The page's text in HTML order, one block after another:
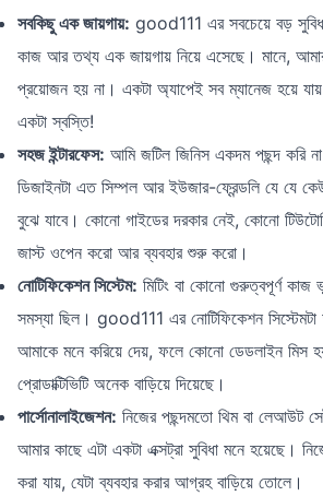
সবকিছু এক জায়গায়: good111 এর সবচেয়ে বড়
কাজ আর তথ্য এক জায়গায় নিয়ে এসেছে। মানে,
প্রয়োজন হয় না। একটা অ্যাপেই সব ম্যানেজ হয়ে
একটা স্বস্তি!
সহজ ইন্টারফেস: আমি জটিল জিনিস একদম পছন্দ
ডিজাইনটা এত সিম্পল আর ইউজার-ফ্রেন্ডলি যে যে
বুঝে যাবে। কোনো গাইডের দরকার নেই, কোনো
জাস্ট ওপেন করো আর ব্যবহার শুরু করো।
নোটিফিকেশন সিস্টেম: মিটিং বা কোনো গুরুত্বপূর্ণ
সমস্যা ছিল। good111 এর নোটিফিকেশন সিস্টেমটা
আমাকে মনে করিয়ে দেয়, ফলে কোনো ডেডলাইন মিস
প্রোডাক্টিভিটি অনেক বাড়িয়ে দিয়েছে।
পার্সোনালাইজেশন: নিজের পছন্দমতো থিম বা লেআউট
আমার কাছে এটা একটা এক্সট্রা সুবিধা মনে হয়েছে।
করা যায়, যেটা ব্যবহার করার আগ্রহ বাড়িয়ে তোলে।